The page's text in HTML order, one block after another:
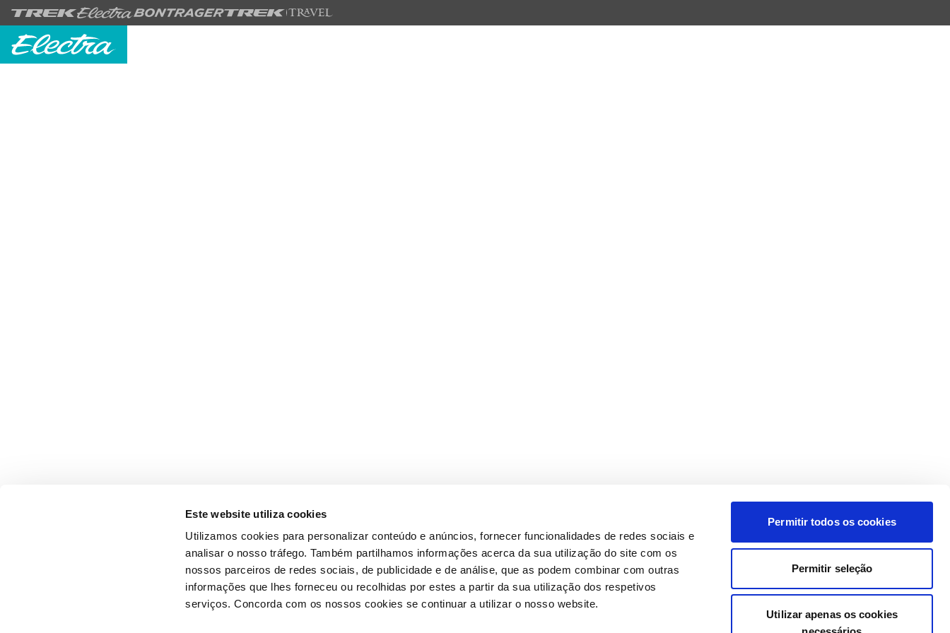
Este website utiliza cookies
Utilizamos cookies para personalizar conteúdo e anúncios, fornecer funcionalidades de redes sociais e
analisar o nosso tráfego. Também partilhamos informações acerca da sua utilização do site com os
nossos parceiros de redes sociais, de publicidade e de análise, que as podem combinar com outras
informações que lhes forneceu ou recolhidas por estes a partir da sua utilização dos respetivos
serviços. Concorda com os nossos cookies se continuar a utilizar o nosso website.
Permitir todos os cookies
Permitir seleção
Utilizar apenas os cookies